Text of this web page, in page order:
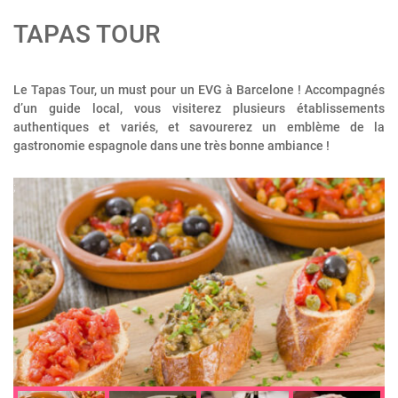
TAPAS TOUR
Le Tapas Tour, un must pour un EVG à Barcelone ! Accompagnés
d’un guide local, vous visiterez plusieurs établissements
authentiques et variés, et savourerez un emblème de la
gastronomie espagnole dans une très bonne ambiance !
;